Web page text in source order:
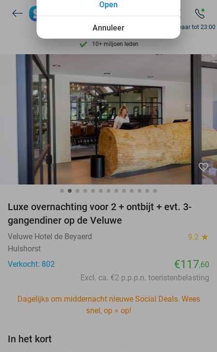
7 dagen per week beschikbaar
10+ miljoen leden
9,4 op basis van
7 dagen per week beschikbaar
10+ miljoen leden
Bereikbaar tot 23:00
favorite_border
Luxe overnachting voor 2 + ontbijt + evt. 3-
gangendiner op de Veluwe
Veluwe Hotel de Beyaerd 9.2 star
Hulshorst
Verkocht: 802
€117,60
Excl. ca. €2 p.p.p.n. toeristenbelasting
Dagelijks om middernacht nieuwe Social Deals. Wees
snel, op = op!
In het kort
Annuleer
Open